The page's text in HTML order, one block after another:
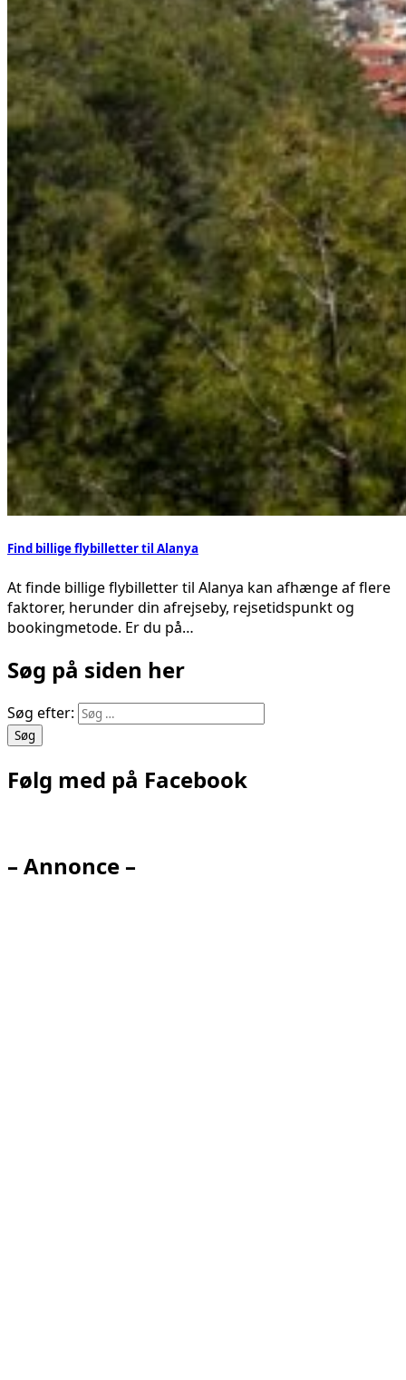
Find billige flybilletter til Alanya
At finde billige flybilletter til Alanya kan afhænge af flere
faktorer, herunder din afrejseby, rejsetidspunkt og
bookingmetode. Er du på…
Søg på siden her
Søg efter:
Følg med på Facebook
– Annonce –